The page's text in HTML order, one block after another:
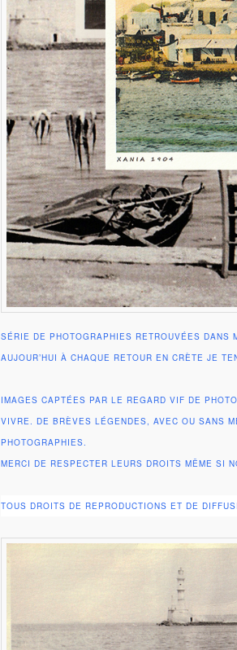
SÉRIE DE PHOTOGRAPHIES RETROUVÉES DANS
AUJOUR’HUI À CHAQUE RETOUR EN CRÈTE JE
IMAGES CAPTÉES PAR LE REGARD VIF DE
VIVRE. DE BRÈVES LÉGENDES, AVEC OU SANS
PHOTOGRAPHIES.
MERCI DE RESPECTER LEURS DROITS MÊME SI
TOUS DROITS DE REPRODUCTIONS ET DE